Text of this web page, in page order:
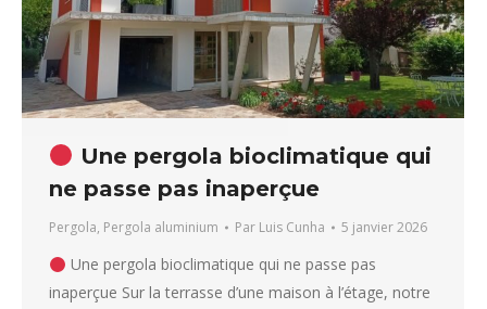
Une pergola bioclimatique qui
ne passe pas inaperçue
Pergola, Pergola aluminium Par Luis Cunha 5 janvier 2026
Une pergola bioclimatique qui ne passe pas
inaperçue Sur la terrasse d’une maison à l’étage, notre